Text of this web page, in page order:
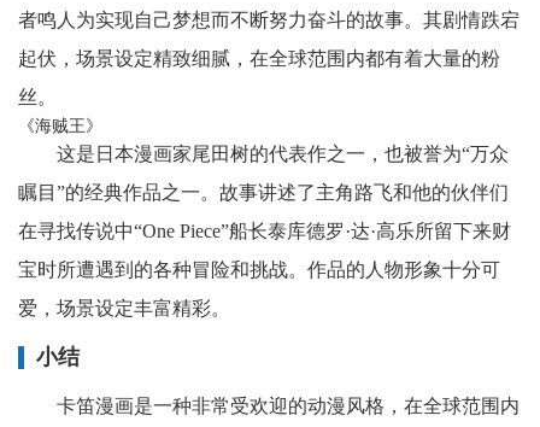
者鸣人为实现自己梦想而不断努力奋斗的故事。其剧情跌宕
起伏，场景设定精致细腻，在全球范围内都有着大量的粉
丝。
《海贼王》
这是日本漫画家尾田树的代表作之一，也被誉为“万众
瞩目”的经典作品之一。故事讲述了主角路飞和他的伙伴们
在寻找传说中“One Piece”船长泰库德罗·达·高乐所留下来财
宝时所遭遇到的各种冒险和挑战。作品的人物形象十分可
爱，场景设定丰富精彩。
小结
卡笛漫画是一种非常受欢迎的动漫风格，在全球范围内